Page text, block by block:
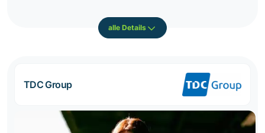
alle Details
TDC Group